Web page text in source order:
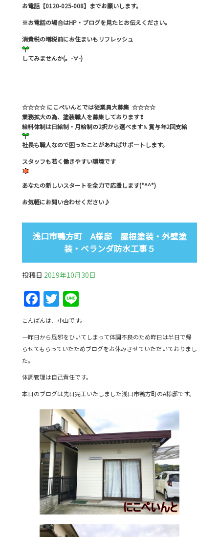
お電話【0120-025-008】までお願いします。
※お電話の場合はHP・ブログを見たとお伝えください。
消費税の増税前にお住まいもリフレッシュ
してみませんか(。-∀-)
☆☆☆☆ にこぺいんとでは従業員大募集 ☆☆☆☆
業務拡大の為、塗装職人を募集しております❢
給料体制は日給制・月給制の2択から選べます＆賞与年2回支給
社長も職人なので困ったことがあればサポートします。
スタッフも若く働きやすい環境です
あなたの新しいスタートを全力で応援します(*^^*)
お気軽にお問い合わせください♪
浅口市鴨方町 A様邸 屋根塗装・外壁塗
装・ベランダ防水工事５
投稿日 2019年10月30日
F
a
c
e
o
o
k
T
w
itt
er
Li
n
e
こんばんは、小山です。
一昨日から風邪をひいてしまって体調不良のため昨日は半日で帰
らせてもらっていたためブログをお休みさせていただいておりまし
た。
体調管理は自己責任です。
本日のブログは先日完工いたしました浅口市鴨方町のA様邸です。